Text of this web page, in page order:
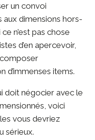
un convoi
dimensions hors-
n’est pas chose
d’en apercevoir,
d’immenses items.
doit négocier avec le
voici
vous devriez
sérieux.